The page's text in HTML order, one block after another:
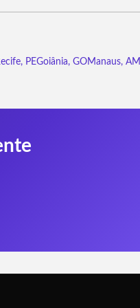
PEGoiânia, GOManaus, AM